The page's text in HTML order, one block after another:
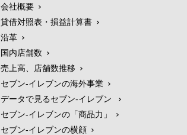
会社概要
貸借対照表・損益計算書
沿革
国内店舗数
売上高、店舗数推移
セブン‐イレブンの海外事業
データで見るセブン‐イレブン
セブン‐イレブンの「商品力」
セブン-イレブンの横顔